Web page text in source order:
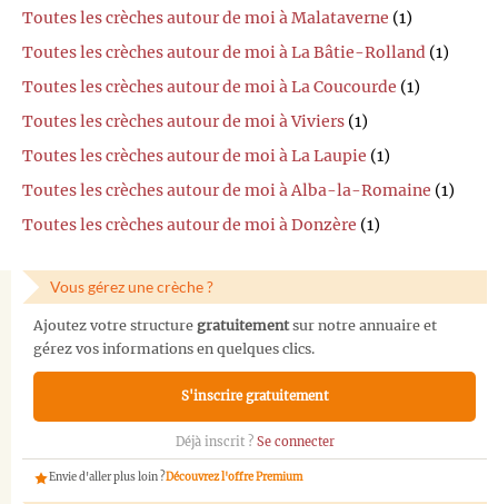
Toutes les crèches autour de moi à Malataverne (1)
Toutes les crèches autour de moi à La Bâtie-Rolland (1)
Toutes les crèches autour de moi à La Coucourde (1)
Toutes les crèches autour de moi à Viviers (1)
Toutes les crèches autour de moi à La Laupie (1)
Toutes les crèches autour de moi à Alba-la-Romaine (1)
Toutes les crèches autour de moi à Donzère (1)
Vous gérez une crèche ?
Ajoutez votre structure gratuitementsur notre annuaire et
gérez vos informations en quelques clics.
S'inscrire gratuitement
Déjà inscrit ? Se connecter
Envie d'aller plus loin ?Découvrez l'offre Premium